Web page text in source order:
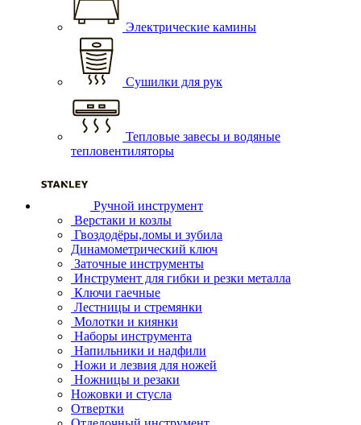
Электрические камины
Сушилки для рук
Тепловые завесы и водяные
тепловентиляторы
Ручной инструмент
Верстаки и козлы
Гвоздодёры,ломы и зубила
Динамометрический ключ
Заточные инструменты
Инструмент для гибки и резки металла
Ключи гаечные
Лестницы и стремянки
Молотки и киянки
Наборы инструмента
Напильники и надфили
Ножи и лезвия для ножей
Ножницы и резаки
Ножовки и стусла
Отвертки